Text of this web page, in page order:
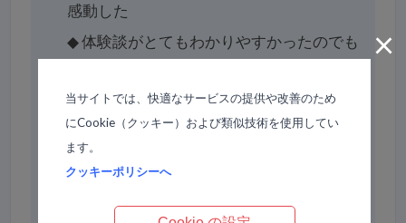
感動した
◆体験談がとてもわかりやすかったのでも
◆生の声を聞かせていただき、システムを
理解して実践していく大切さを再び認識で
きました
×
当サイトでは、快適なサービスの提供や改善のため
にCookie（クッキー）および類似技術を使用してい
ます。
クッキーポリシーへ